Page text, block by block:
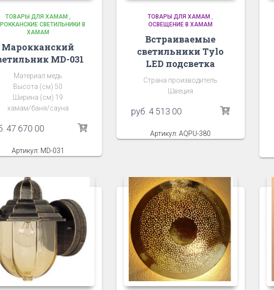
ТОВАРЫ ДЛЯ ХАМАМ ,
СВЕТИЛЬНИКИ В
ХАМАМ
Марокканский
MD-031
Материал медь
Высота (см) 50
Ширина (см) 19
хамам/баня/сауна
47 670 00
Артикул: MD-031
ТОВАРЫ ДЛЯ ХАМАМ ,
ОСВЕЩЕНИЕ В ХАМАМ
Встраиваемые
светильники Tylo
LED подсветка
Страна производитель
Швеция
руб. 4 513 00
Артикул: AQPU-380